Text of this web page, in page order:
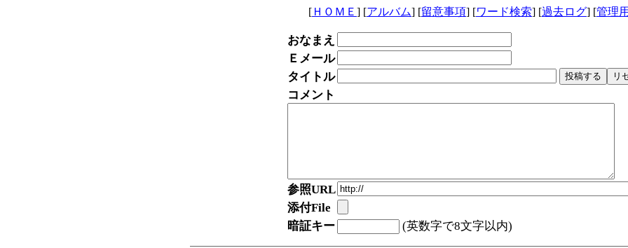
[ ＨＯＭＥ ] [アルバム] [留意事項] [ワード検索] [過去ログ] [管理
おなまえ
Ｅメール
タイトル
コメント
参照URL
添付File
暗証キー
(英数字で8文字以内)